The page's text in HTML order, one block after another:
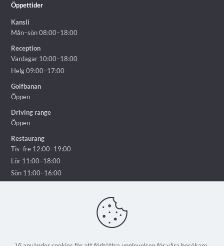
Öppettider
Kansli
Mån–sön 08:00–18:00
Reception
Vardagar 10:00–18:00
Helg 09:00–17:00
Golfbanan
Öppen
Driving range
Öppen
Restaurang
Tis–fre 12:00–19:00
Lör 11:00–18:00
Sön 11:00–16:00